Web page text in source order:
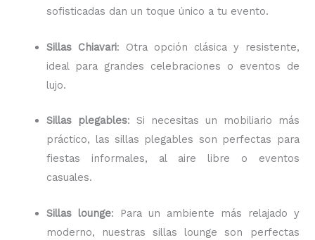
sofisticadas dan un toque único a tu evento.
Sillas Chiavari: Otra opción clásica y resistente,
ideal para grandes celebraciones o eventos de
lujo.
Sillas plegables: Si necesitas un mobiliario más
práctico, las sillas plegables son perfectas para
fiestas informales, al aire libre o eventos
casuales.
Sillas lounge: Para un ambiente más relajado y
moderno, nuestras sillas lounge son perfectas